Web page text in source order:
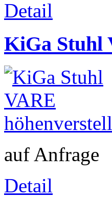
Detail
KiGa Stuhl
auf Anfrage
Detail